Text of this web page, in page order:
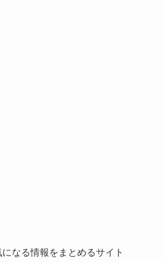
なる情報をまとめるサイト